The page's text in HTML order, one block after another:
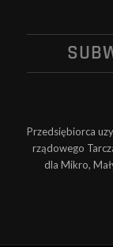
Przedsiębiorca
rządowego
dla Mikro,